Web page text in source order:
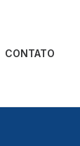
CONTATO